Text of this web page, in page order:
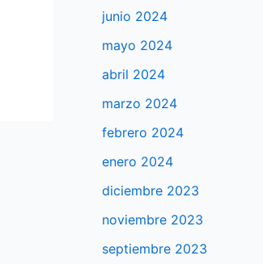
junio 2024
mayo 2024
abril 2024
marzo 2024
febrero 2024
enero 2024
diciembre 2023
noviembre 2023
septiembre 2023